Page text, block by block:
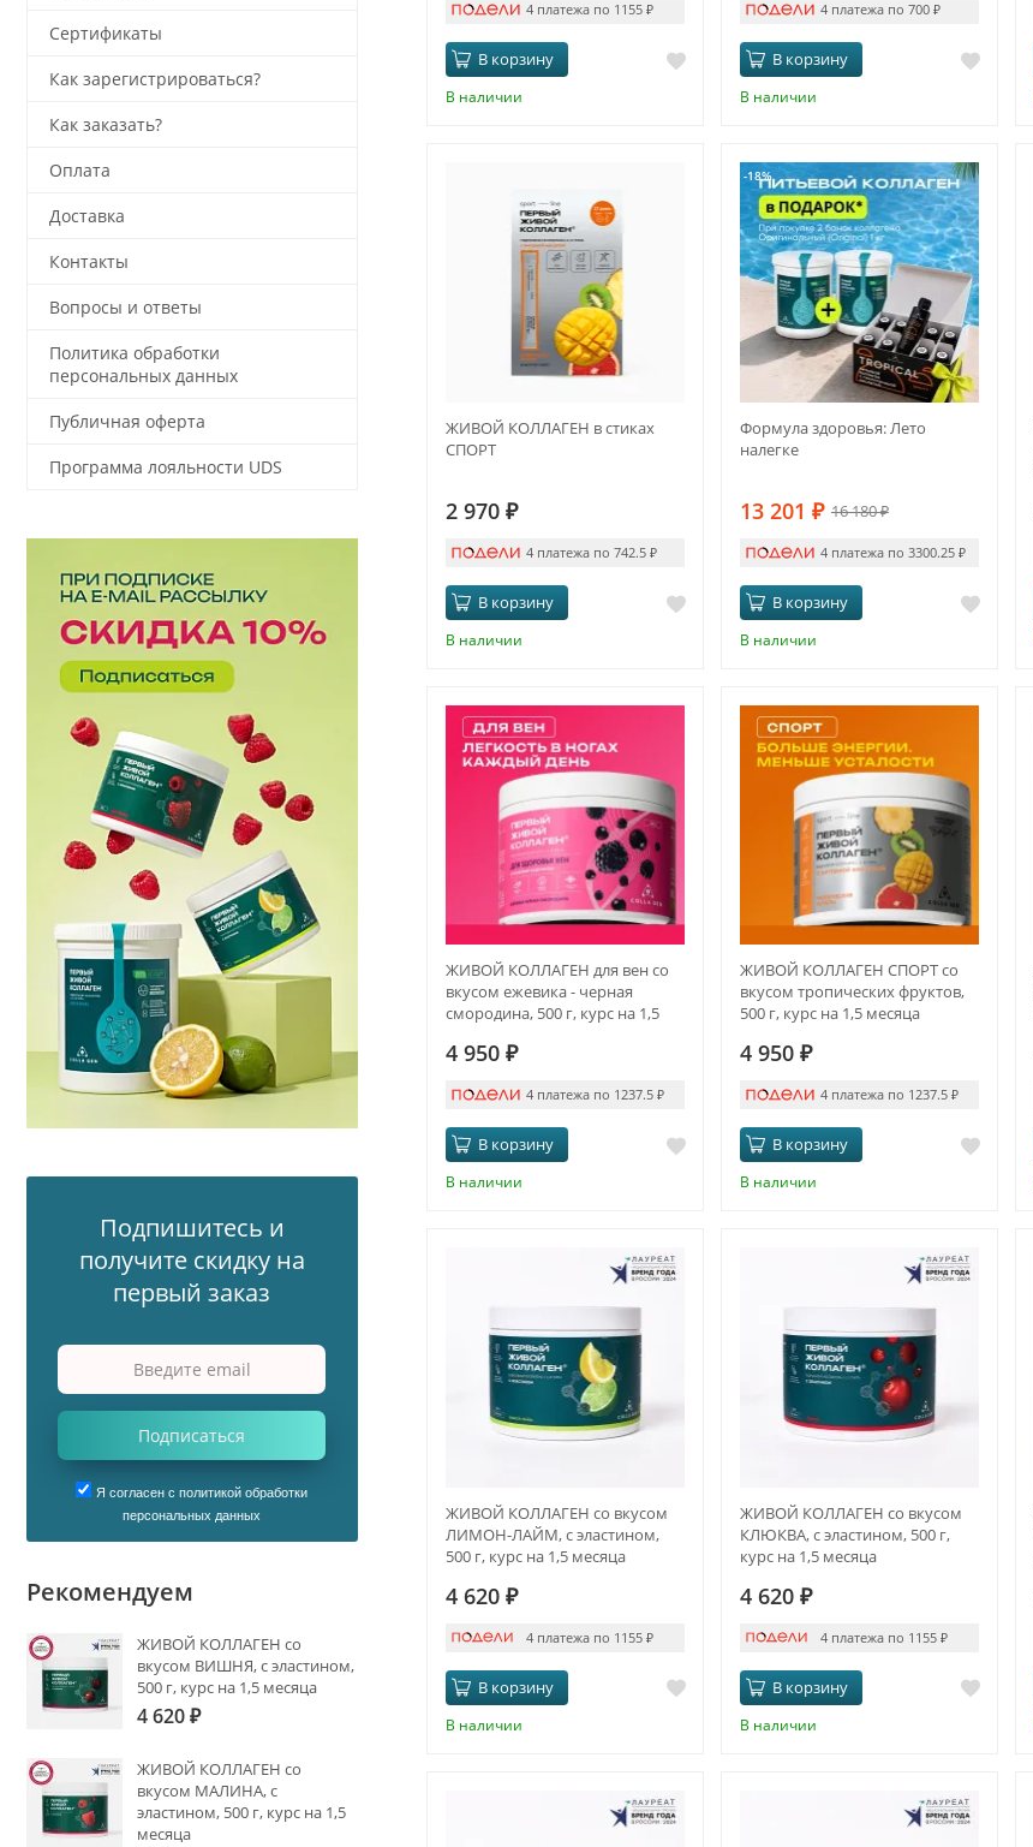
4 платежа по 1155₽
В корзину
В наличии
4 платежа по 700₽
В корзину
В наличии
ЖИВОЙ КОЛЛАГЕН в стиках
СПОРТ
2 970 ₽
4 платежа по 742.5₽
В корзину
В наличии
-18%
Формула здоровья: Лето
налегке
13 201 ₽ 16 180₽
4 платежа по 3300.25₽
В корзину
В наличии
ЖИВОЙ КОЛЛАГЕН для вен со
вкусом ежевика - черная
смородина, 500 г, курс на 1,5
4 950 ₽
4 платежа по 1237.5₽
В корзину
В наличии
ЖИВОЙ КОЛЛАГЕН СПОРТ со
вкусом тропических фруктов,
500 г, курс на 1,5 месяца
4 950 ₽
4 платежа по 1237.5₽
В корзину
В наличии
ЖИВОЙ КОЛЛАГЕН со вкусом
ЛИМОН-ЛАЙМ, с эластином,
500 г, курс на 1,5 месяца
4 620 ₽
4 платежа по 1155₽
В корзину
В наличии
ЖИВОЙ КОЛЛАГЕН со вкусом
КЛЮКВА, с эластином, 500 г,
курс на 1,5 месяца
4 620 ₽
4 платежа по 1155₽
В корзину
В наличии
Сертификаты
Как зарегистрироваться?
Как заказать?
Оплата
Доставка
Контакты
Вопросы и ответы
Политика обработки
персональных данных
Публичная оферта
Программа лояльности UDS
Подпишитесь и
получите скидку на
первый заказ
Подписаться
Я согласен с политикой обработки
персональных данных
Рекомендуем
ЖИВОЙ КОЛЛАГЕН со
вкусом ВИШНЯ, с эластином,
500 г, курс на 1,5 месяца
4 620₽
ЖИВОЙ КОЛЛАГЕН со
вкусом МАЛИНА, с
эластином, 500 г, курс на 1,5
месяца